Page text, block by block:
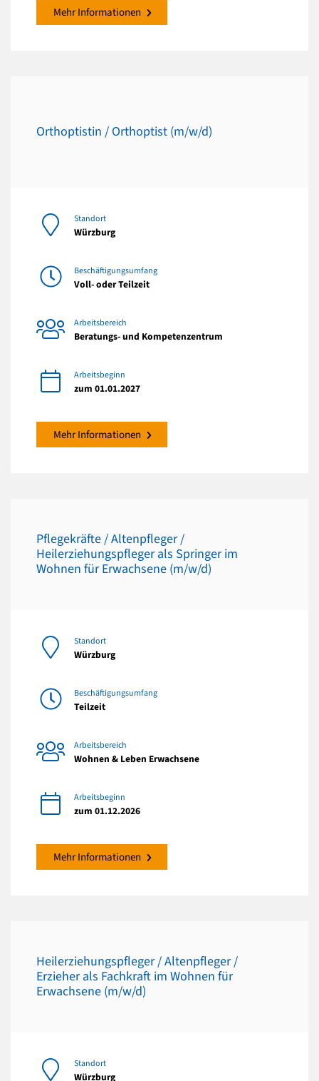
Mehr Informationen
Orthoptistin / Orthoptist (m/w/d)
Standort
Würzburg
Beschäftigungsumfang
Voll- oder Teilzeit
Arbeitsbereich
Beratungs- und Kompetenzentrum
Arbeitsbeginn
zum 01.01.2027
Mehr Informationen
Pflegekräfte / Altenpfleger /
Heilerziehungspfleger als Springer im
Wohnen für Erwachsene (m/w/d)
Standort
Würzburg
Beschäftigungsumfang
Teilzeit
Arbeitsbereich
Wohnen & Leben Erwachsene
Arbeitsbeginn
zum 01.12.2026
Mehr Informationen
Heilerziehungspfleger / Altenpfleger /
Erzieher als Fachkraft im Wohnen für
Erwachsene (m/w/d)
Standort
Würzburg